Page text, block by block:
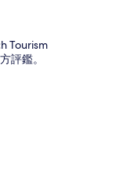
Tourism
評鑑。